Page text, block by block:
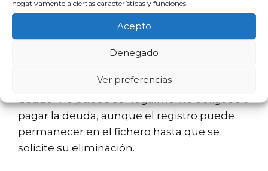
negativamente a ciertas características y funciones.
Acepto
Denegado
Ver preferencias
desde su registro, siempre que no se haya
realizado ningún pago o reconocimiento de
tras el cumplimiento de este plazo, el
deudor no puede ser legalmente obligado a
pagar la deuda, aunque el registro puede
permanecer en el fichero hasta que se
solicite su eliminación.